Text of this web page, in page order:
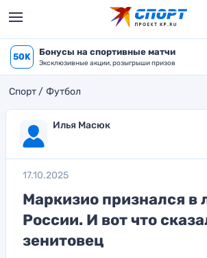
50K Бонусы на спортивные матчи
Эксклюзивные акции, розыгрыши призов
Спорт Футбол
Илья Масюк
17.10.2025
Маркизио признался в
России. И вот что
зенитовец